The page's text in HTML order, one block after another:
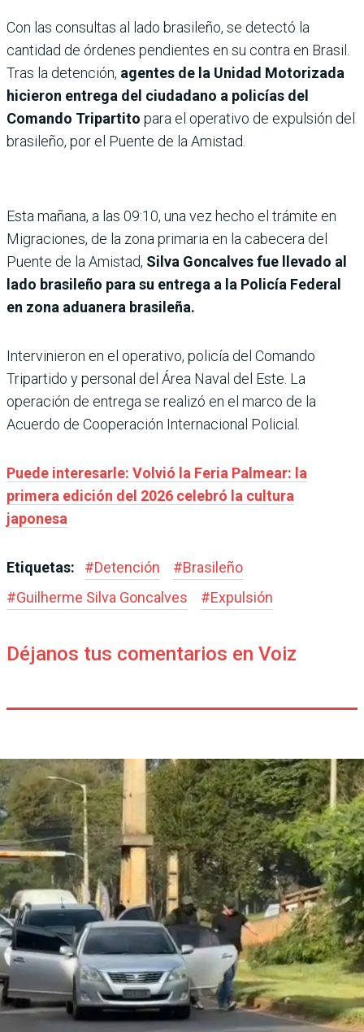
Con las consultas al lado brasileño, se detectó la
cantidad de órdenes pendientes en su contra en Brasil.
Tras la detención, agentes de la Unidad Motorizada
hicieron entrega del ciudadano a policías del
Comando Tripartito para el operativo de expulsión del
brasileño, por el Puente de la Amistad.
Esta mañana, a las 09:10, una vez hecho el trámite en
Migraciones, de la zona primaria en la cabecera del
Puente de la Amistad, Silva Goncalves fue llevado al
lado brasileño para su entrega a la Policía Federal
en zona aduanera brasileña.
Intervinieron en el operativo, policía del Comando
Tripartido y personal del Área Naval del Este. La
operación de entrega se realizó en el marco de la
Acuerdo de Cooperación Internacional Policial.
Puede interesarle: Volvió la Feria Palmear: la
primera edición del 2026 celebró la cultura
japonesa
Etiquetas: #Detención #Brasileño
#Guilherme Silva Goncalves #Expulsión
Déjanos tus comentarios en Voiz